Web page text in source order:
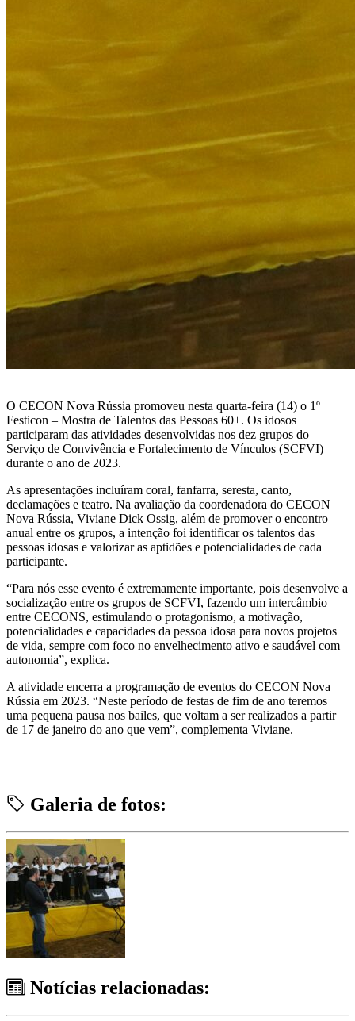
O CECON Nova Rússia promoveu nesta quarta-feira (14) o 1º
Festicon – Mostra de Talentos das Pessoas 60+. Os idosos
participaram das atividades desenvolvidas nos dez grupos do
Serviço de Convivência e Fortalecimento de Vínculos (SCFVI)
durante o ano de 2023.
As apresentações incluíram coral, fanfarra, seresta, canto,
declamações e teatro. Na avaliação da coordenadora do CECON
Nova Rússia, Viviane Dick Ossig, além de promover o encontro
anual entre os grupos, a intenção foi identificar os talentos das
pessoas idosas e valorizar as aptidões e potencialidades de cada
participante.
“Para nós esse evento é extremamente importante, pois desenvolve a
socialização entre os grupos de SCFVI, fazendo um intercâmbio
entre CECONS, estimulando o protagonismo, a motivação,
potencialidades e capacidades da pessoa idosa para novos projetos
de vida, sempre com foco no envelhecimento ativo e saudável com
autonomia”, explica.
A atividade encerra a programação de eventos do CECON Nova
Rússia em 2023. “Neste período de festas de fim de ano teremos
uma pequena pausa nos bailes, que voltam a ser realizados a partir
de 17 de janeiro do ano que vem”, complementa Viviane.
Galeria de fotos:
Notícias relacionadas: